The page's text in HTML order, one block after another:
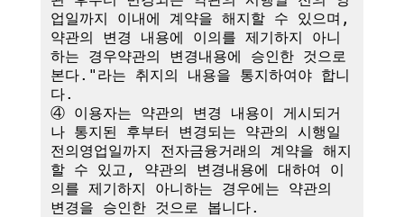
업일까지 이내에 계약을 해지할 수 있으며,
약관의 변경 내용에 이의를 제기하지 아니
하는 경우약관의 변경내용에 승인한 것으로
본다."라는 취지의 내용을 통지하여야 합니
다.
④ 이용자는 약관의 변경 내용이 게시되거
나 통지된 후부터 변경되는 약관의 시행일
전의영업일까지 전자금융거래의 계약을 해지
할 수 있고, 약관의 변경내용에 대하여 이
의를 제기하지 아니하는 경우에는 약관의
변경을 승인한 것으로 봅니다.